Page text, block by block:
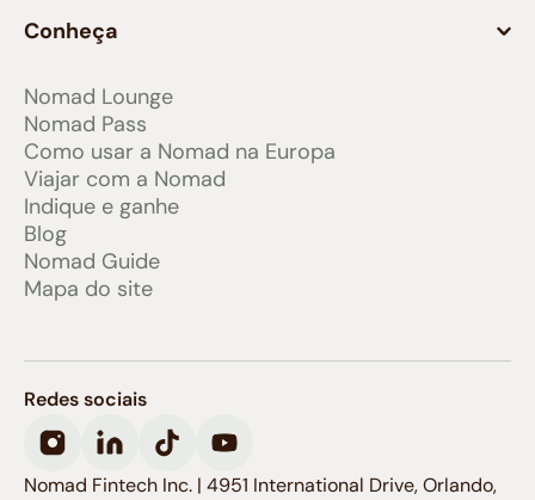
Conheça
Nomad Lounge
Nomad Pass
Como usar a Nomad na Europa
Viajar com a Nomad
Indique e ganhe
Blog
Nomad Guide
Mapa do site
Redes sociais
Nomad Fintech Inc. | 4951 International Drive, Orlando,